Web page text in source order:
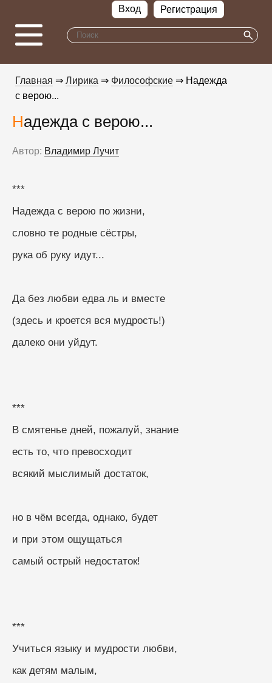
Вход Регистрация
Главная ⇒ Лирика ⇒ Философские ⇒ Надежда
с верою...
Надежда с верою...
Автор: Владимир Лучит
***
Надежда с верою по жизни,
словно те родные сёстры,
рука об руку идут...
Да без любви едва ль и вместе
(здесь и кроется вся мудрость!)
далеко они уйдут.
***
В смятенье дней, пожалуй, знание
есть то, что превосходит
всякий мыслимый достаток,
но в чём всегда, однако, будет
и при этом ощущаться
самый острый недостаток!
***
Учиться языку и мудрости любви,
как детям малым,